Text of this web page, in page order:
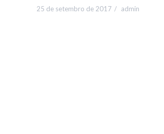
25 de setembro de 2017 admin